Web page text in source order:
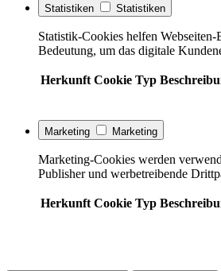
Statistiken Statistiken
Statistik-Cookies helfen
Bedeutung, um das digitale
Herkunft Cookie Typ
Marketing Marketing
Marketing-Cookies werden
Publisher und werbetreibende
Herkunft Cookie Typ